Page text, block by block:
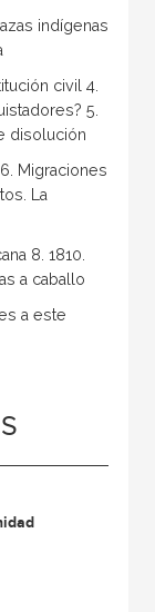
indígenas
civil 4.
5.
disolución
Migraciones
La
8. 1810.
a caballo
a este